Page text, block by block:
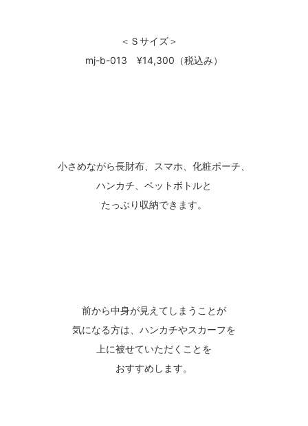
＜Ｓサイズ＞
mj-b-013 ¥14,300（税込み）
小さめながら長財布、スマホ、化粧ポーチ、
ハンカチ、ペットボトルと
たっぶり収納できます。
前から中身が見えてしまうことが
気になる方は、ハンカチやスカーフを
上に被せていただくことを
おすすめします。